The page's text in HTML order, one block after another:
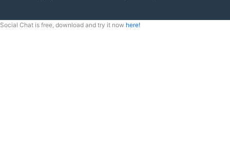
Social Chat is free, download and try it now here!